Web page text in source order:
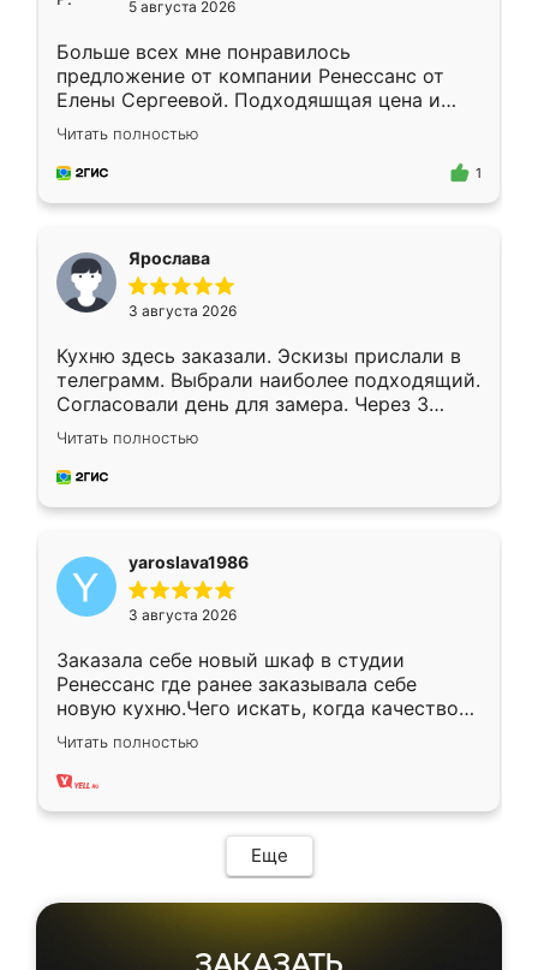
5 августа 2026
Больше всех мне понравилось
предложение от компании Ренессанс от
Елены Сергеевой. Подходяшщая цена и
короткие сроки изготовления. Приехавший
для замера сотрудник Владислав
предложил по моему эскизу самый
Читать полностью
1
Ярослава
3 августа 2026
Кухню здесь заказали. Эскизы прислали в
телеграмм. Выбрали наиболее подходящий.
Согласовали день для замера. Через 3
недели кухня была уже готова. Остались
довольны работой. Спасибо Ренессанс
мебель за качественную работу!
Читать полностью
yaroslava1986
3 августа 2026
Заказала себе новый шкаф в студии
Ренессанс где ранее заказывала себе
новую кухню.Чего искать, когда качеством
вполне довольна. Служит кухня уже почти
два года, нареканий нет.
Читать полностью
Еще